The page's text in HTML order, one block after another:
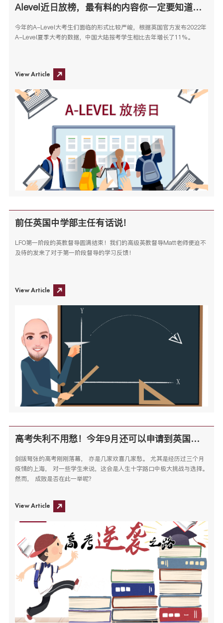
Alevel近日放榜，最有料的内容你一定要知道！ 大家准备好学校的申请或补录规划了吗？
今年的A-Level大考生们面临的形式比较严峻，根据英国官方发布2022年
A-Level夏季大考的数据，中国大陆报考学生相比去年增长了11%。
View Article
前任英国中学部主任有话说！
LFO第一阶段的英教督导圆满结束！我们的高级英教督导Matt老师便迫不
及待的发来了对于第一阶段督导的学习反馈！
View Article
高考失利不用愁！今年9月还可以申请到英国顶尖大学
剑拔弩张的高考刚刚落幕， 亦是几家欢喜几家愁。 尤其是经历过三个月
疫情的上海， 对一些学生来说，这会是人生十字路口中极大挑战与选择。
然而， 成败是否在此一举呢？
View Article